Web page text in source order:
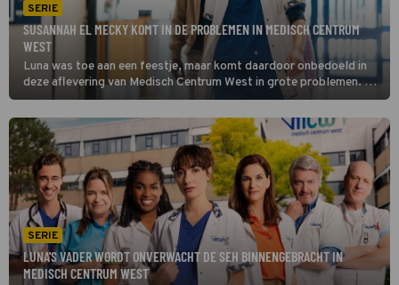
SERIE
SUSANNAH EL MECKY KOMT IN DE PROBLEMEN IN MEDISCH CENTRUM
WEST
Luna was toe aan een feestje, maar komt daardoor onbedoeld in
deze aflevering van Medisch Centrum West in grote problemen. Ze
brengt de volgende ochtend een vriendin met epilepsie naar de
SEH, maar Luna's brakke verschijning laat daar geen goede indruk
achter.
SERIE
LUNA'S VADER WORDT ONVERWACHT DE SEH BINNENGEBRACHT IN
MEDISCH CENTRUM WEST